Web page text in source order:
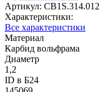
Артикул: CB1S.314.012
Характеристики:
Все характеристики
Материал
Карбид вольфрама
Диаметр
1,2
ID в Б24